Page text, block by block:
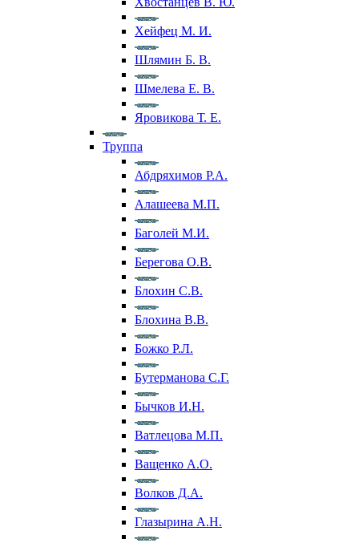
Хейфец М. И.
Шлямин Б. В.
Шмелева Е. В.
Яровикова Т. Е.
Труппа
Абдряхимов Р.А.
Алашеева М.П.
Баголей М.И.
Берегова О.В.
Блохин С.В.
Блохина В.В.
Божко Р.Л.
Бутерманова С.Г.
Бычков И.Н.
Ватлецова М.П.
Ващенко А.О.
Волков Д.А.
Глазырина А.Н.